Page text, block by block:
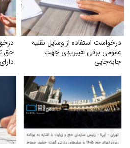
درخواست استفاده از وسایل نقلیه
عمومی برقی هیبریدی جهت
جابه‌جایی
حق